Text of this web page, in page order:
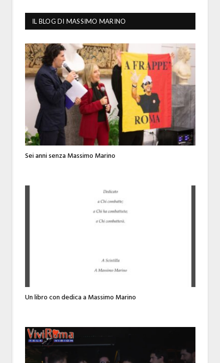
IL BLOG DI MASSIMO MARINO
Sei anni senza Massimo Marino
Un libro con dedica a Massimo Marino